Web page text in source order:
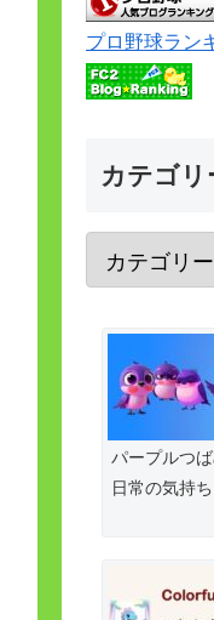
プロ野球ラン
カテゴリ
パープルつ
日常の気持